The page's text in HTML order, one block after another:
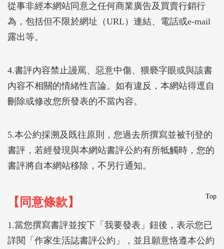
從事非經本網站同意之任何商業廣告及買賣行銷行
為，包括但不限於網址（URL）連結、電話或e-mail
露出等。
4.書評內容禁止謾罵、惡意中傷、猥褻字眼或與該書
內容不相關的情緒性言論。如有違反，本網站得逕自
刪除或修改您所發表的不當內容。
5.本公約採溯及既往原則，您過去所撰寫並被刊登的
書評，若經發現與本網站書評公約有所牴觸時，您的
書評將自本網站移除，不另行通知。
Top
【同意條款】
1.當您撰寫書評並按下「我要發表」鈕後，表示您已
詳閱「作家生活誌書評公約」，並且願意恪遵本公約